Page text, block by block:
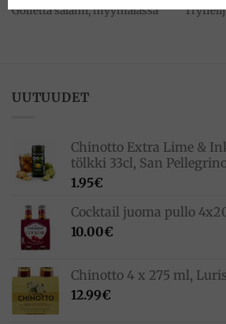
Golfetta salami, myymälässä
UUTUUDET
Chinotto Extra Lime &
tölkki 33cl, San
1.95€
Cocktail juoma pullo
10.00€
Chinotto 4 x 275 ml,
12.99€